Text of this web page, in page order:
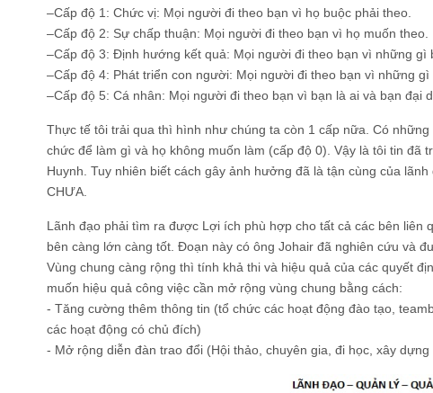
–Cấp độ 1: Chức vị: Mọi người đi theo bạn vì họ buộc phải theo.
–Cấp độ 2: Sự chấp thuận: Mọi người đi theo bạn vì họ muốn theo.
–Cấp độ 3: Định hướng kết quả: Mọi người đi theo bạn vì những gì
–Cấp độ 4: Phát triển con người: Mọi người đi theo bạn vì những gì
–Cấp độ 5: Cá nhân: Mọi người đi theo bạn vì bạn là ai và bạn đại
Thực tế tôi trải qua thì hình như chúng ta còn 1 cấp nữa. Có
chức để làm gì và họ không muốn làm (cấp độ 0). Vậy là tôi tin đã
Huynh. Tuy nhiên biết cách gây ảnh hưởng đã là tận cùng của
CHƯA.
Lãnh đạo phải tìm ra được Lợi ích phù hợp cho tất cả các bên liên
bên càng lớn càng tốt. Đoạn này có ông Johair đã nghiên cứu và
Vùng chung càng rộng thì tính khả thi và hiệu quả của các quyết
muốn hiệu quả công việc cần mở rộng vùng chung bằng cách:
- Tăng cường thêm thông tin (tổ chức các hoạt động đào tạo,
các hoạt động có chủ đích)
- Mở rộng diễn đàn trao đổi (Hội thảo, chuyên gia, đi học, xây